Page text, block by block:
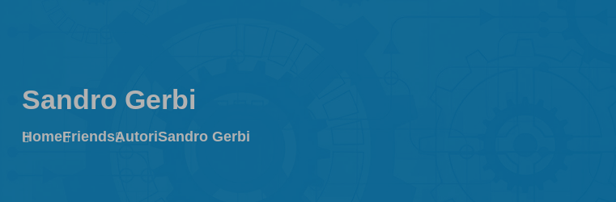
Sandro Gerbi
HomeFriendsAutoriSandro Gerbi